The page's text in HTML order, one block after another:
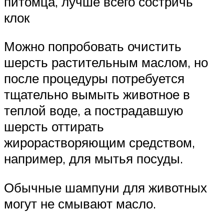
клок
Можно попробовать очистить
шерсть растительным маслом, но
после процедуры потребуется
тщательно вымыть животное в
теплой воде, а пострадавшую
шерсть оттирать
жирорастворяющим средством,
например, для мытья посуды.
Обычные шампуни для животных
могут не смывают масло.